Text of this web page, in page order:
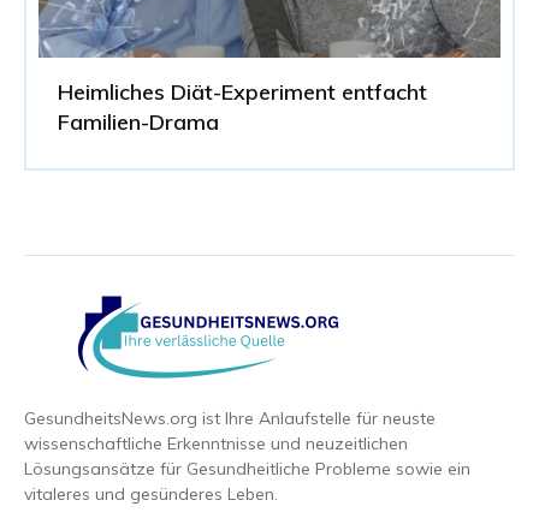
Heimliches Diät-Experiment entfacht
Familien-Drama
GesundheitsNews.org ist Ihre Anlaufstelle für neuste
wissenschaftliche Erkenntnisse und neuzeitlichen
Lösungsansätze für Gesundheitliche Probleme sowie ein
vitaleres und gesünderes Leben.